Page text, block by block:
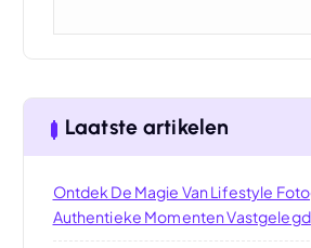
Laatste artikelen
Ontdek De Magie Van Lifestyle
Authentieke Momenten Vastgelegd